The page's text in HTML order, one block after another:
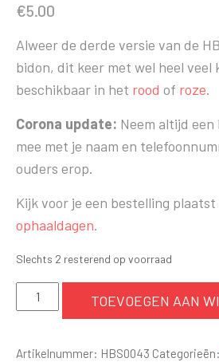
€5.00
Alweer de derde versie van de
bidon, dit keer met wel heel veel
beschikbaar in het rood of roze.
Corona update: Neem altijd
mee met je naam en
ouders erop.
Kijk voor je een bestelling plaatst
ophaaldagen.
Slechts 2 resterend op voorraad
HBS
Bidon
Zwart
TOEVOEGEN AAN
Artikelnummer: HBS0043 Categorieën: